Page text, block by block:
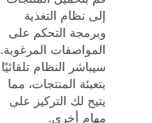
إلى نظام التغذية
وبرمجة التحكم على
المواصفات المرغوبة.
سيباشر النظام تلقائيًا
بتعبئة المنتجات، مما
يتيح لك التركيز على
مهام أخرى.